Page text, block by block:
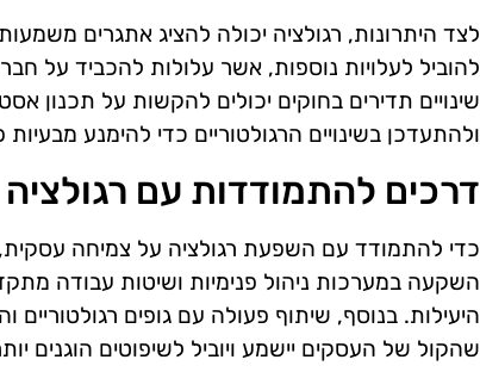
לצד היתרונות, רגולציה יכולה להציג אתגרים
להוביל לעלויות נוספות, אשר עלולות להכביד על
שינויים תדירים בחוקים יכולים להקשות על תכנון
ולהתעדכן בשינויים הרגולטוריים כדי להימנע מבעיות
דרכים להתמודדות עם רגולציה
כדי להתמודד עם השפעת רגולציה על צמיחה
השקעה במערכות ניהול פנימיות ושיטות עבודה
היעילות. בנוסף, שיתוף פעולה עם גופים רגולטוריים
שהקול של העסקים יישמע ויוביל לשיפוטים הוגנים